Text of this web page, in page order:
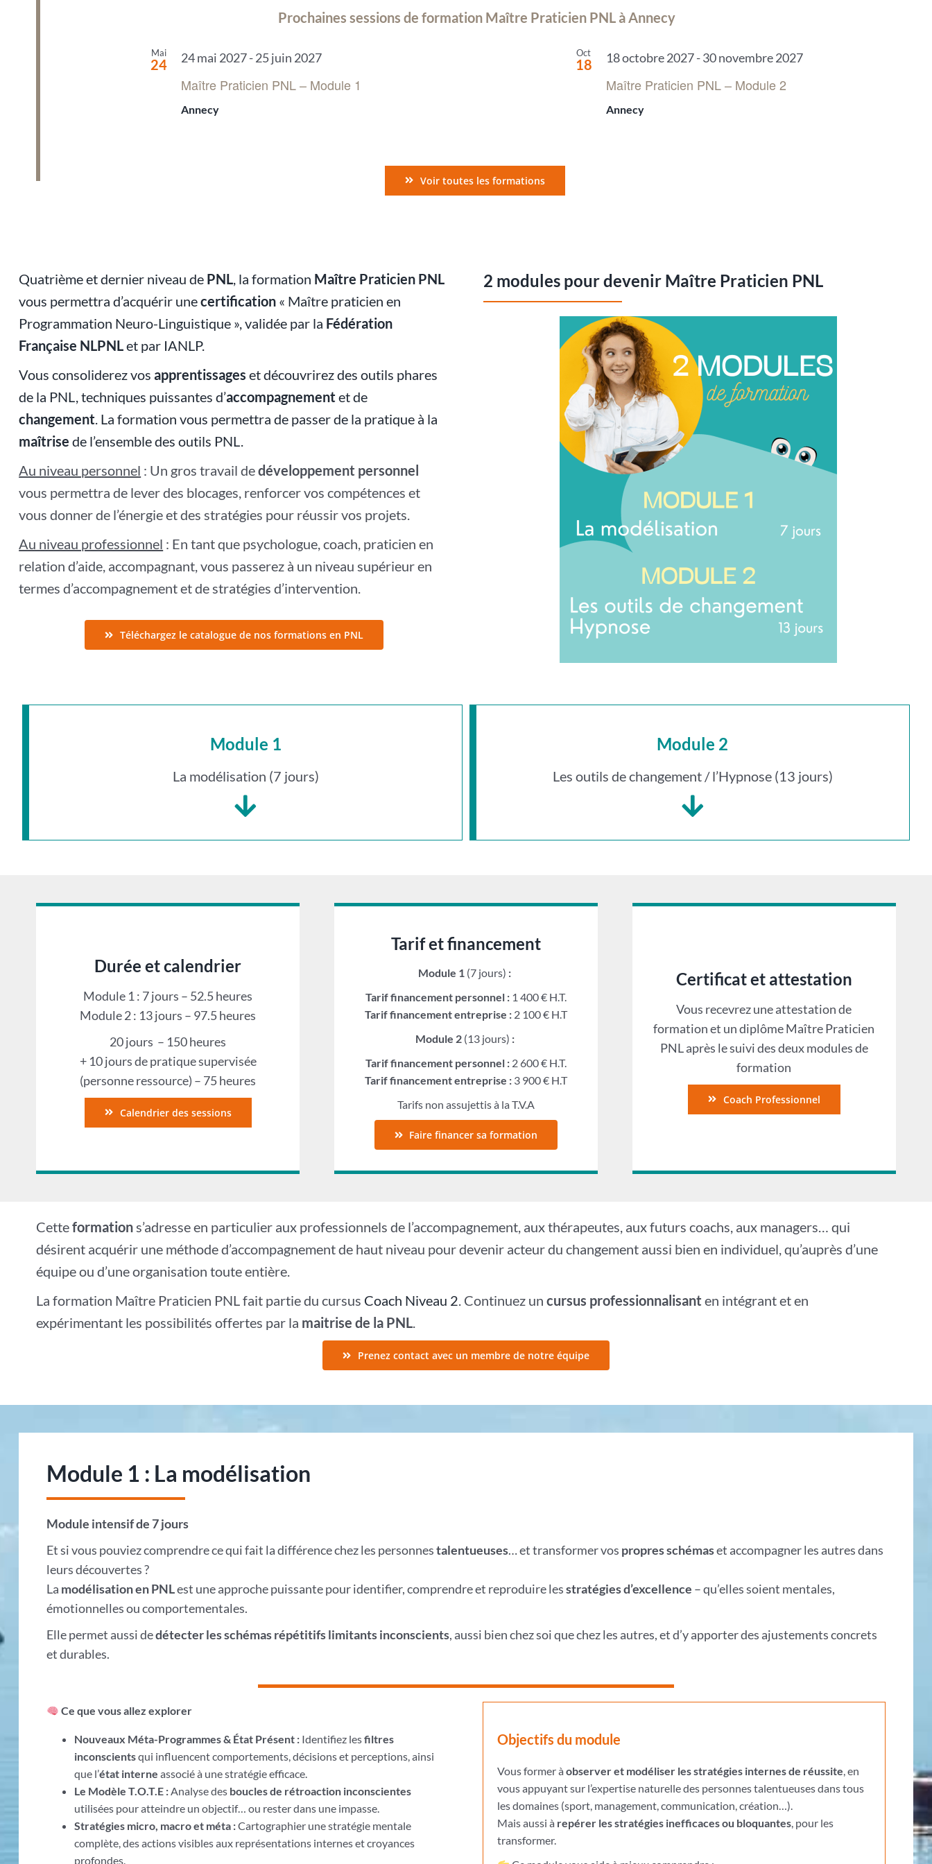
Prochaines sessions de formation Maître Praticien PNL à Annecy
Mai
24 24 mai 2027-25 juin 2027
Maître Praticien PNL – Module 1
Annecy
Oct
18 18 octobre 2027-30 novembre 2027
Maître Praticien PNL – Module 2
Annecy
Voir toutes les formations
Quatrième et dernier niveau de PNL, la formation Maître Praticien PNL
vous permettra d’acquérir unecertification « Maître praticien en
Programmation Neuro-Linguistique », validée par la Fédération
Française NLPNLet par IANLP.
Vous consoliderez vosapprentissages et découvrirez des outils phares
de la PNL, techniques puissantes d’accompagnementet de
changement. La formation vous permettra de passer de la pratique à la
maîtrise de l’ensemble des outils PNL.
Au niveau personnel : Un gros travail dedéveloppement personnel
vous permettra de lever des blocages, renforcer vos compétences et
vous donner de l’énergie et des stratégies pour réussir vos projets.
Au niveau professionnel : En tant que psychologue, coach, praticien en
relation d’aide, accompagnant, vous passerez à un niveau supérieur en
termes d’accompagnement et de stratégies d’intervention.
Téléchargez le catalogue de nos formations en PNL
2 modules pour devenir Maître Praticien PNL
Module 1
La modélisation (7 jours)
Module 2
Les outils de changement / l’Hypnose (13 jours)
Durée et calendrier
Module 1 : 7 jours – 52.5 heures
Module 2 : 13 jours – 97.5 heures
20 jours – 150 heures
+ 10 jours de pratique supervisée
(personne ressource) – 75 heures
Calendrier des sessions
Tarif et financement
Module 1 (7 jours) :
Tarif financement personnel : 1 400 € H.T.
Tarif financement entreprise : 2 100 € H.T
Module 2 (13 jours) :
Tarif financement personnel : 2 600 € H.T.
Tarif financement entreprise : 3 900 € H.T
Tarifs non assujettis à la T.V.A
Faire financer sa formation
Certificat et attestation
Vous recevrez une attestation de
formation et un diplôme Maître Praticien
PNL après le suivi des deux modules de
formation
Coach Professionnel
Cetteformations’adresse en particulier aux professionnels de l’accompagnement, aux thérapeutes, aux futurs coachs, aux managers… qui
désirent acquérir une méthode d’accompagnement de haut niveau pour devenir acteur du changement aussi bien en individuel, qu’auprès d’une
équipe ou d’une organisation toute entière.
La formation Maître Praticien PNL fait partie du cursus Coach Niveau 2. Continuez un cursus professionnalisant en intégrant et en
expérimentant les possibilités offertes par la maitrise de la PNL.
Prenez contact avec un membre de notre équipe
Module 1 : La modélisation
Module intensif de 7 jours
Et si vous pouviez comprendre ce qui fait la différence chez les personnestalentueuses… et transformer vos propres schémaset accompagner les autres dans
leurs découvertes ?
La modélisation en PNLest une approche puissante pour identifier, comprendre et reproduire lesstratégies d’excellence – qu’elles soient mentales,
émotionnelles ou comportementales.
Elle permet aussi dedétecter les schémas répétitifs limitants inconscients, aussi bien chez soi que chez les autres, et d’y apporter des ajustements concrets
et durables.
Ce que vous allez explorer
Nouveaux Méta-Programmes & État Présent : Identifiez lesfiltres
inconscientsqui influencent comportements, décisions et perceptions, ainsi
que l’état interne associé à une stratégie efficace.
Le Modèle T.O.T.E :Analyse des boucles de rétroaction inconscientes
utilisées pour atteindre un objectif… ou rester dans une impasse.
Stratégies micro, macro et méta :Cartographier une stratégie mentale
complète, des actions visibles aux représentations internes et croyances
profondes.
Objectifs du module
Vous former àobserver et modéliser les stratégies internes de réussite, en
vous appuyant sur l’expertise naturelle des personnes talentueuses dans tous
les domaines (sport, management, communication, création…).
Mais aussi à repérer les stratégies inefficaces ou bloquantes, pour les
transformer.